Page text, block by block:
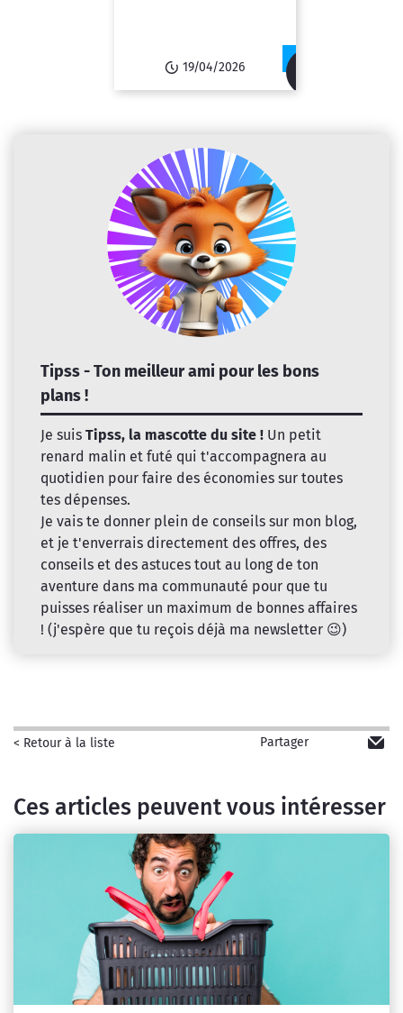
19/04/2026
Tipss - Ton meilleur ami pour les bons
plans !
Je suis Tipss, la mascotte du site ! Un petit
renard malin et futé qui t'accompagnera au
quotidien pour faire des économies sur toutes
tes dépenses.
Je vais te donner plein de conseils sur mon blog,
et je t'enverrais directement des offres, des
conseils et des astuces tout au long de ton
aventure dans ma communauté pour que tu
puisses réaliser un maximum de bonnes affaires
! (j'espère que tu reçois déjà ma newsletter 😉)
< Retour à la liste Partager
Ces articles peuvent vous intéresser